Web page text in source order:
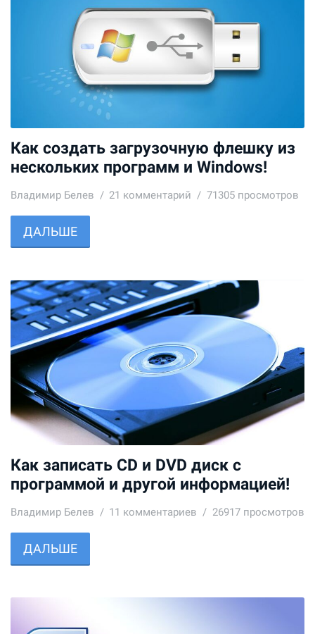
Как создать загрузочную флешку из
нескольких программ и Windows!
Владимир Белев 21 комментарий 71305 просмотров
ДАЛЬШЕ
Как записать CD и DVD диск с
программой и другой информацией!
Владимир Белев 11 комментариев 26917 просмотров
ДАЛЬШЕ